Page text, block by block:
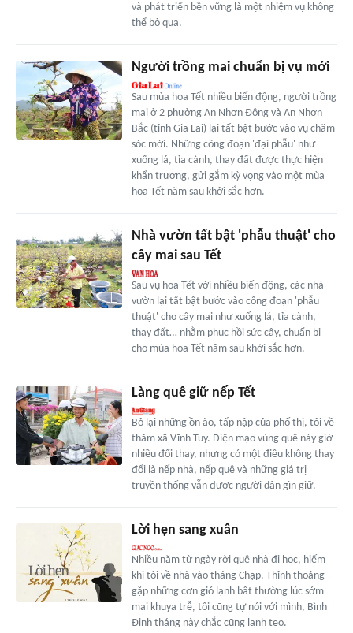
và phát triển bền vững là một nhiệm vụ không
thể bỏ qua.
Người trồng mai chuẩn bị vụ mới
Sau mùa hoa Tết nhiều biến động, người trồng
mai ở 2 phường An Nhơn Đông và An Nhơn
Bắc (tỉnh Gia Lai) lại tất bật bước vào vụ chăm
sóc mới. Những công đoạn 'đại phẫu' như
xuống lá, tỉa cành, thay đất được thực hiện
khẩn trương, gửi gắm kỳ vọng vào một mùa
hoa Tết năm sau khởi sắc hơn.
Nhà vườn tất bật 'phẫu thuật' cho
cây mai sau Tết
Sau vụ hoa Tết với nhiều biến động, các nhà
vườn lại tất bật bước vào công đoạn 'phẫu
thuật' cho cây mai như xuống lá, tỉa cành,
thay đất… nhằm phục hồi sức cây, chuẩn bị
cho mùa hoa Tết năm sau khởi sắc hơn.
Làng quê giữ nếp Tết
Bỏ lại những ồn ào, tấp nập của phố thị, tôi về
thăm xã Vĩnh Tuy. Diện mạo vùng quê này giờ
nhiều đổi thay, nhưng có một điều không thay
đổi là nếp nhà, nếp quê và những giá trị
truyền thống vẫn được người dân gìn giữ.
Lời hẹn sang xuân
Nhiều năm từ ngày rời quê nhà đi học, hiếm
khi tôi về nhà vào tháng Chạp. Thỉnh thoảng
gặp những cơn gió lạnh bất thường lúc sớm
mai khuya trễ, tôi cũng tự nói với mình, Bình
Định tháng này chắc cũng lạnh teo.